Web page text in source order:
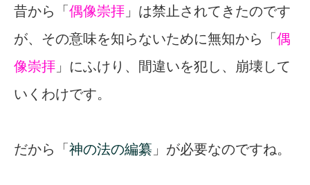
昔から「 偶像崇拝 」は禁止されてきたのです
が、その意味を知らないために無知から「 偶
像崇拝 」にふけり、間違いを犯し、崩壊して
いくわけです。
だから「 神の法の編纂 」が必要なのですね。